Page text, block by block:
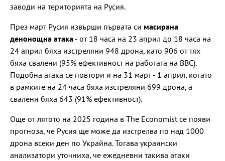
заводи на територията на Русия.
През март Русия извърши първата си масирана
денонощна атака - от 18 часа на 23 април до 18 часа на
24 април бяха изстреляни 948 дрона, като 906 от тях
бяха свалени (95% ефективност на работата на ВВС).
Подобна атака се повтори и на 31 март - 1 април, когато
в рамките на 24 часа бяха изстреляни 699 дрона, а
свалени бяха 643 (91% ефективност).
Още от лятото на 2025 година в The Economist се появи
прогноза, че Русия ще може да изстрелва по над 1000
дрона всеки ден по Украйна. Тогава украински
анализатори уточниха, че ежедневни такива атаки